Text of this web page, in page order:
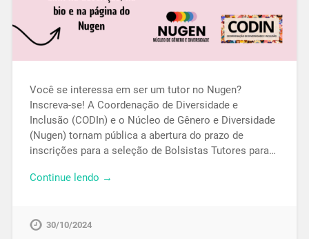
Você se interessa em ser um tutor no Nugen?
Inscreva-se! A Coordenação de Diversidade e
Inclusão (CODIn) e o Núcleo de Gênero e Diversidade
(Nugen) tornam pública a abertura do prazo de
inscrições para a seleção de Bolsistas Tutores para…
Continue lendo →
30/10/2024